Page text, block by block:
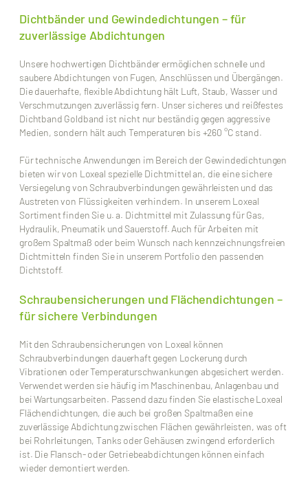
Dichtbänder und Gewindedichtungen – für
zuverlässige Abdichtungen
Unsere hochwertigen Dichtbänder ermöglichen schnelle und
saubere Abdichtungen von Fugen, Anschlüssen und Übergängen.
Die dauerhafte, flexible Abdichtung hält Luft, Staub, Wasser und
Verschmutzungen zuverlässig fern. Unser sicheres und reißfestes
Dichtband Goldband ist nicht nur beständig gegen aggressive
Medien, sondern hält auch Temperaturen bis +260 °C stand.
Für technische Anwendungen im Bereich der Gewindedichtungen
bieten wir von Loxeal spezielle Dichtmittel an, die eine sichere
Versiegelung von Schraubverbindungen gewährleisten und das
Austreten von Flüssigkeiten verhindern. In unserem Loxeal
Sortiment finden Sie u. a. Dichtmittel mit Zulassung für Gas,
Hydraulik, Pneumatik und Sauerstoff. Auch für Arbeiten mit
großem Spaltmaß oder beim Wunsch nach kennzeichnungsfreien
Dichtmitteln finden Sie in unserem Portfolio den passenden
Dichtstoff.
Schraubensicherungen und Flächendichtungen –
für sichere Verbindungen
Mit den Schraubensicherungen von Loxeal können
Schraubverbindungen dauerhaft gegen Lockerung durch
Vibrationen oder Temperaturschwankungen abgesichert werden.
Verwendet werden sie häufig im Maschinenbau, Anlagenbau und
bei Wartungsarbeiten. Passend dazu finden Sie elastische Loxeal
Flächendichtungen, die auch bei großen Spaltmaßen eine
zuverlässige Abdichtung zwischen Flächen gewährleisten, was oft
bei Rohrleitungen, Tanks oder Gehäusen zwingend erforderlich
ist. Die Flansch- oder Getriebeabdichtungen können einfach
wieder demontiert werden.